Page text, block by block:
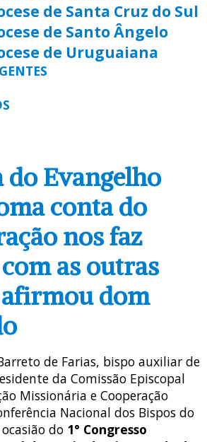
de Santa Cruz do Sul
de Santo Ângelo
de Uruguaiana
do Evangelho
conta do
nos faz
as outras
afirmou dom
de Farias, bispo auxiliar de
da Comissão Episcopal
Missionária e Cooperação
Nacional dos Bispos do
do 1° Congresso